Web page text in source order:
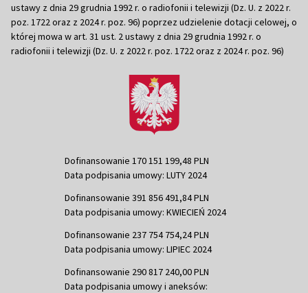
ustawy z dnia 29 grudnia 1992 r. o radiofonii i telewizji (Dz. U. z 2022 r.
poz. 1722 oraz z 2024 r. poz. 96) poprzez udzielenie dotacji celowej, o
której mowa w art. 31 ust. 2 ustawy z dnia 29 grudnia 1992 r. o
radiofonii i telewizji (Dz. U. z 2022 r. poz. 1722 oraz z 2024 r. poz. 96)
Dofinansowanie 170 151 199,48 PLN
Data podpisania umowy: LUTY 2024
Dofinansowanie 391 856 491,84 PLN
Data podpisania umowy: KWIECIEŃ 2024
Dofinansowanie 237 754 754,24 PLN
Data podpisania umowy: LIPIEC 2024
Dofinansowanie 290 817 240,00 PLN
Data podpisania umowy i aneksów: